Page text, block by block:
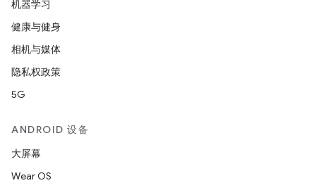
机器学习
健康与健身
相机与媒体
隐私权政策
5G
ANDROID 设备
大屏幕
Wear OS